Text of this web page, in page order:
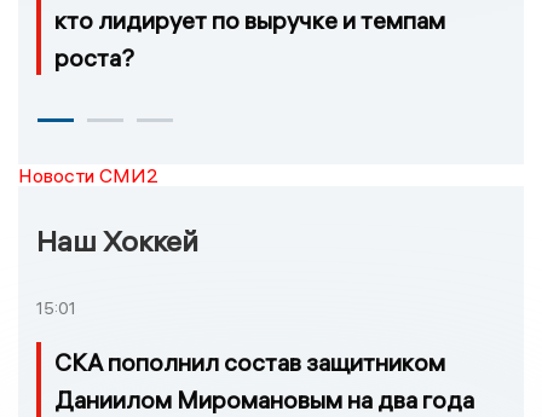
кто лидирует по выручке и темпам
роста?
Новости СМИ2
Наш Хоккей
15:01
СКА пополнил состав защитником
Даниилом Миромановым на два года